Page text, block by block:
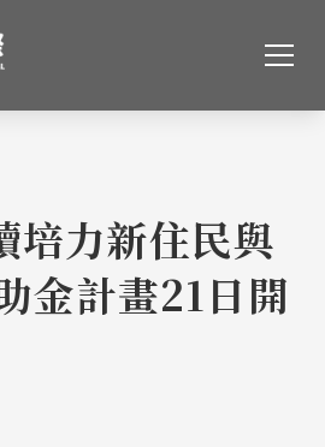
培力新住民與
金計畫21日開